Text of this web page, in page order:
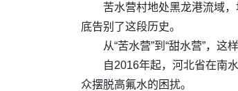
苦水营村地处黑龙港流域
底告别了这段历史。
从“苦水营”到“甜水营”，这
自2016年起，河北省在南
众摆脱高氟水的困扰。